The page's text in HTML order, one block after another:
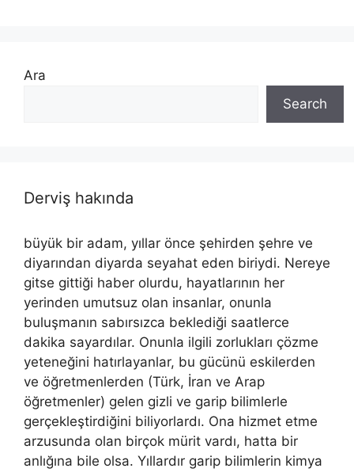
Ara
Search
Derviş hakında
büyük bir adam, yıllar önce şehirden şehre ve
diyarından diyarda seyahat eden biriydi. Nereye
gitse gittiği haber olurdu, hayatlarının her
yerinden umutsuz olan insanlar, onunla
buluşmanın sabırsızca beklediği saatlerce
dakika sayardılar. Onunla ilgili zorlukları çözme
yeteneğini hatırlayanlar, bu gücünü eskilerden
ve öğretmenlerden (Türk, İran ve Arap
öğretmenler) gelen gizli ve garip bilimlerle
gerçekleştirdiğini biliyorlardı. Ona hizmet etme
arzusunda olan birçok mürit vardı, hatta bir
anlığına bile olsa. Yıllardır garip bilimlerin kimya